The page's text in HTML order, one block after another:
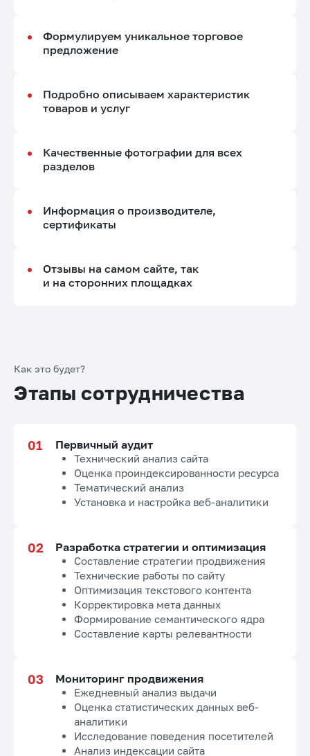
Формулируем уникальное торговое
предложение
Подробно описываем характеристик
товаров и услуг
Качественные фотографии для всех
разделов
Информация о производителе,
сертификаты
Отзывы на самом сайте, так
и на сторонних площадках
Как это будет?
Этапы сотрудничества
Первичный аудит
Технический анализ сайта
Оценка проиндексированности ресурса
Тематический анализ
Установка и настройка веб-аналитики
Разработка стратегии и оптимизация
Составление стратегии продвижения
Технические работы по сайту
Оптимизация текстового контента
Корректировка мета данных
Формирование семантического ядра
Составление карты релевантности
Мониторинг продвижения
Ежедневный анализ выдачи
Оценка статистических данных веб-
аналитики
Исследование поведения посетителей
Анализ индексации сайта